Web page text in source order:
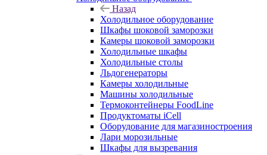
Назад
Холодильное оборудование
Шкафы шоковой заморозки
Камеры шоковой заморозки
Холодильные шкафы
Холодильные столы
Льдогенераторы
Камеры холодильные
Машины холодильные
Термоконтейнеры FoodLine
Продуктоматы iCell
Оборудование для магазиностроения
Лари морозильные
Шкафы для вызревания